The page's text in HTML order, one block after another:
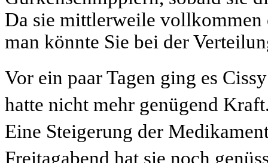
Da sie mittlerweile
man könnte Sie bei der
Vor ein paar Tagen ging es
hatte nicht mehr genügend
Eine Steigerung der
Freitagabend hat sie noch